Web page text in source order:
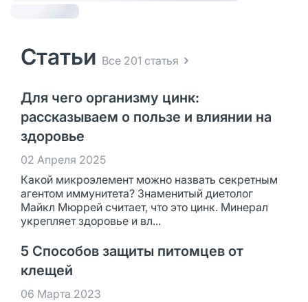
Статьи Все 201 статья
Для чего организму цинк:
рассказываем о пользе и влиянии на
здоровье
02 Апреля 2025
Какой микроэлемент можно назвать секретным
агентом иммунитета? Знаменитый диетолог
Майкл Мюррей считает, что это цинк. Минерал
укрепляет здоровье и вл...
5 Способов защиты питомцев от
клещей
06 Марта 2023